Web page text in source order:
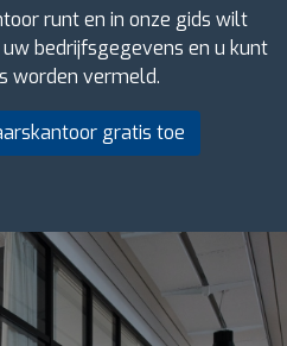
runt en in onze gids wilt
bedrijfsgegevens en u kunt
worden vermeld.
gratis toe